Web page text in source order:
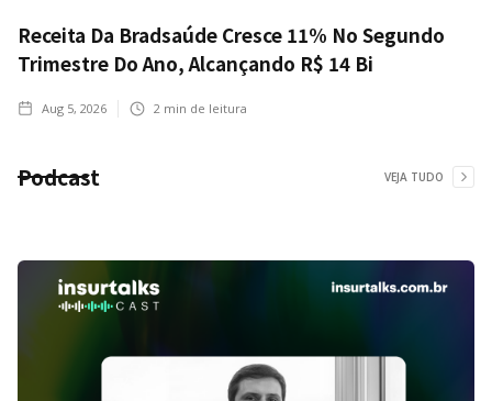
Receita Da Bradsaúde Cresce 11% No Segundo
Trimestre Do Ano, Alcançando R$ 14 Bi
Aug 5, 2026 2 min de leitura
Podcast VEJA TUDO